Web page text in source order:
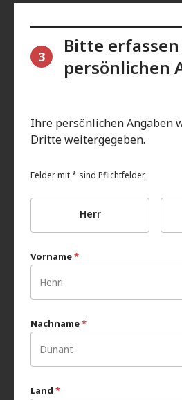
3
Bitte
persönlichen
Ihre persönlichen Angaben
Dritte weitergegeben.
Felder mit * sind Pflichtfelder.
Herr
Vorname*
Nachname*
Land *